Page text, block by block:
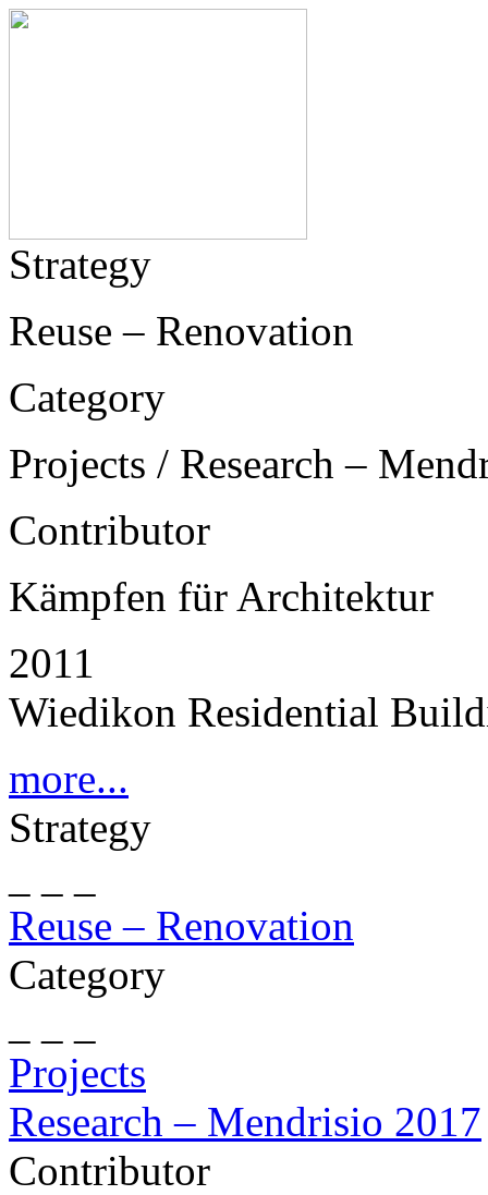
Strategy
Reuse – Renovation
Category
Projects / Research –
Contributor
Kämpfen für Architektur
2011
Wiedikon Residential
more...
Strategy
Reuse – Renovation
Category
Projects
Research – Mendrisio 2017
Contributor